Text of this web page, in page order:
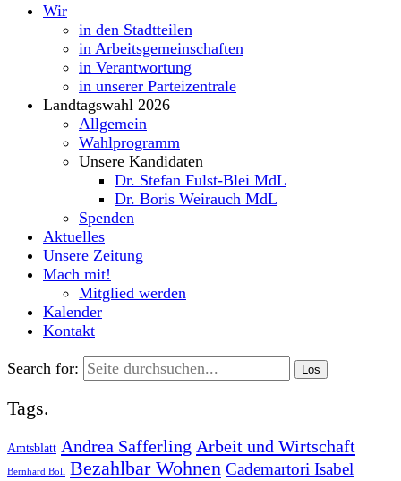
Wir
in den Stadtteilen
in Arbeitsgemeinschaften
in Verantwortung
in unserer Parteizentrale
Landtagswahl 2026
Allgemein
Wahlprogramm
Unsere Kandidaten
Dr. Stefan Fulst-Blei MdL
Dr. Boris Weirauch MdL
Spenden
Aktuelles
Unsere Zeitung
Mach mit!
Mitglied werden
Kalender
Kontakt
Search for:
Tags.
Amtsblatt Andrea Safferling Arbeit und Wirtschaft
Bernhard Boll Bezahlbar Wohnen Cademartori Isabel